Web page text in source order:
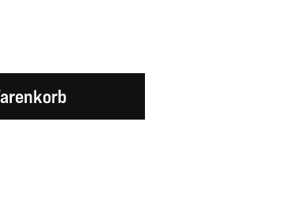
ein oder benutze die Schaltflächen